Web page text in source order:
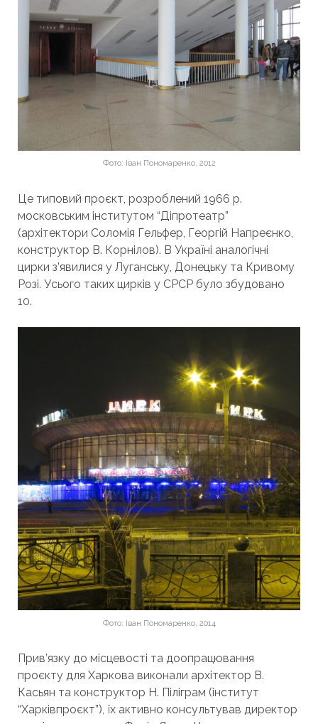
Фото: Іван Пономаренко, 2012
Це типовий проєкт, розроблений 1966 р.
московським інститутом “Діпротеатр”
(архітектори Соломія Гельфер, Георгій Напреєнко,
конструктор В. Корнілов). В Україні аналогічні
цирки з’явилися у Луганську, Донецьку та Кривому
Розі. Усього таких цирків у СРСР було збудовано
10.
Фото: Іван Пономаренко, 2014
Прив’язку до місцевості та доопрацювання
проєкту для Харкова виконали архітектор В.
Касьян та конструктор Н. Піліграм (інститут
“Харківпроєкт”), їх активно консультував директор